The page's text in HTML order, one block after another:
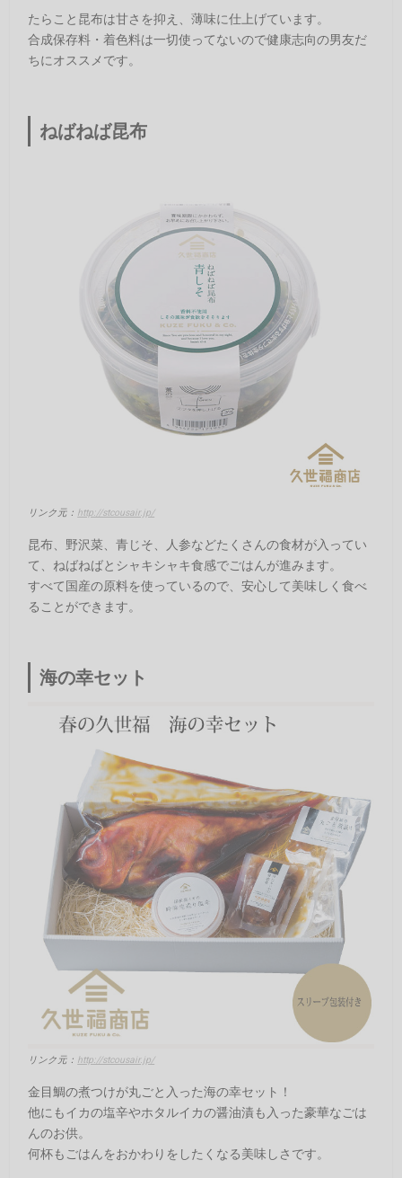
たらこと昆布は甘さを抑え、薄味に仕上げています。
合成保存料・着色料は一切使ってないので健康志向の男友だ
ちにオススメです。
ねばねば昆布
リンク元： http://stcousair.jp/
昆布、野沢菜、青じそ、人参などたくさんの食材が入ってい
て、ねばねばとシャキシャキ食感でごはんが進みます。
すべて国産の原料を使っているので、安心して美味しく食べ
ることができます。
海の幸セット
リンク元： http://stcousair.jp/
金目鯛の煮つけが丸ごと入った海の幸セット！
他にもイカの塩辛やホタルイカの醤油漬も入った豪華なごは
んのお供。
何杯もごはんをおかわりをしたくなる美味しさです。